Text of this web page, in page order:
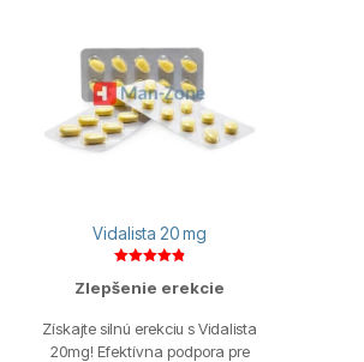
Vidalista 20 mg
4.88
Zlepšenie erekcie
Získajte silnú erekciu s Vidalista
20mg! Efektívna podpora pre